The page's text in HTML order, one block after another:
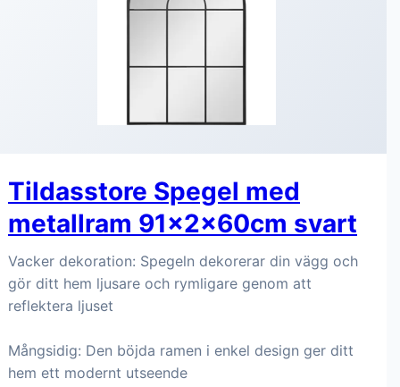
Tildasstore Spegel med
metallram 91x2x60cm svart
Vacker dekoration: Spegeln dekorerar din vägg och
gör ditt hem ljusare och rymligare genom att
reflektera ljuset
Mångsidig: Den böjda ramen i enkel design ger ditt
hem ett modernt utseende